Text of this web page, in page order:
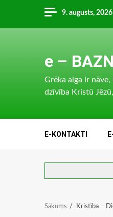
content
9. augusts, 2026
e –
Grēka alga ir
dzīvība Kristū
E-KONTAKTI
Sākums Kristība –